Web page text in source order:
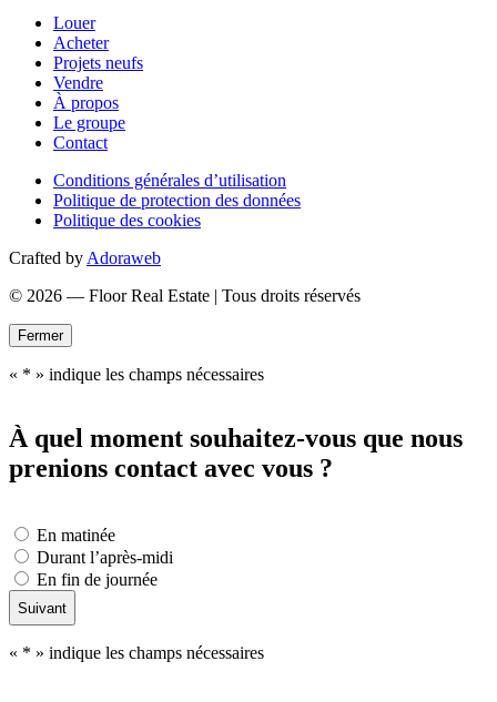
Louer
Acheter
Projets neufs
Vendre
À propos
Le groupe
Contact
Conditions générales d’utilisation
Politique de protection des données
Politique des cookies
Crafted by Adoraweb
© 2026 — Floor Real Estate | Tous droits réservés
Fermer
« * » indique les champs nécessaires
À quel moment souhaitez-vous que nous
prenions contact avec vous ?
Préférence
de
rappel
En matinée
Durant l’après-midi
En fin de journée
« * » indique les champs nécessaires